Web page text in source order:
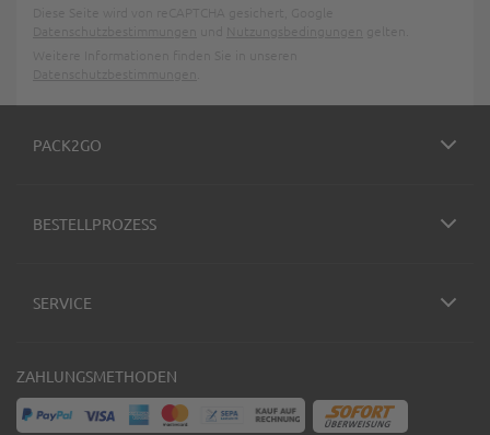
PACK2GO
BESTELLPROZESS
SERVICE
ZAHLUNGSMETHODEN